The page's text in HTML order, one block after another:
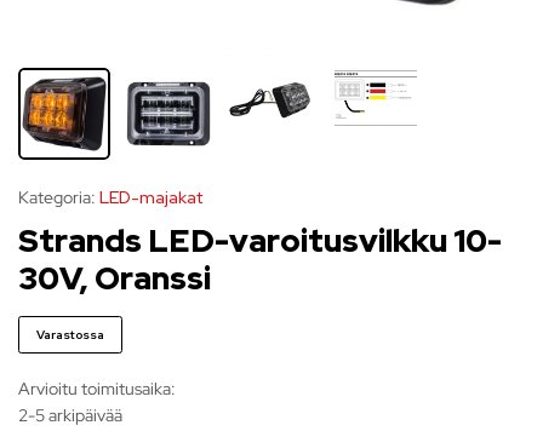
Kategoria: LED-majakat
Strands LED-varoitusvilkku 10-
30V, Oranssi
Varastossa
Arvioitu toimitusaika:
2-5 arkipäivää